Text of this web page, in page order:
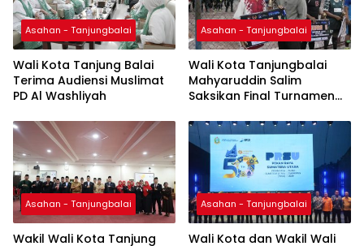
Asahan - Tanjungbalai
Wali Kota Tanjung Balai
Terima Audiensi Muslimat
PD Al Washliyah
Asahan - Tanjungbalai
Wali Kota Tanjungbalai
Mahyaruddin Salim
Saksikan Final Turnamen
Asahan - Tanjungbalai
Wakil Wali Kota Tanjung
Asahan - Tanjungbalai
Wali Kota dan Wakil Wali